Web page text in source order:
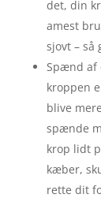
det, din
amest
sjovt – så
Spænd af
kroppen
blive
spænde
krop lidt
kæber,
rette dit